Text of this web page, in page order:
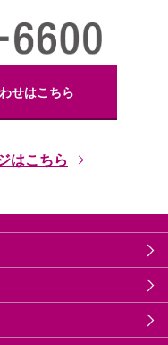
せはこちら
はこちら